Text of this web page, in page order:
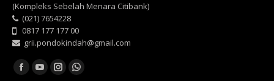
(Kompleks Sebelah Menara Citibank)
(021) 7654228
0817 177 177 00
grii.pondokindah@gmail.com
Find us on:
FacebookYouTubeInstagramWhatsapp